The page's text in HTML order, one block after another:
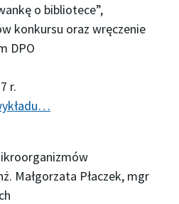
o bibliotece”,
konkursu oraz wręczenie
DPO
r.
Małgorzata Płaczek, mgr